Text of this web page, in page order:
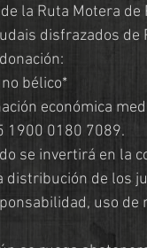
disfrazados de
bélico*
económica
1900 0180 7089.
distribución de los